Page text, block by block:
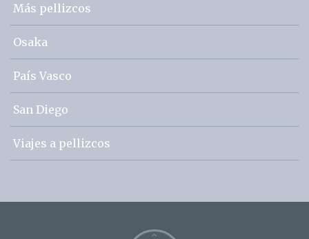
Más pellizcos
Osaka
País Vasco
San Diego
Viajes a pellizcos